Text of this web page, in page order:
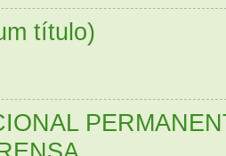
título)